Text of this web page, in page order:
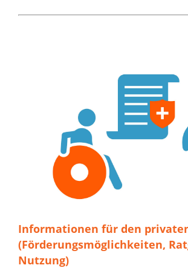
Informationen für den
(Förderungsmöglichkeiten,
Nutzung)